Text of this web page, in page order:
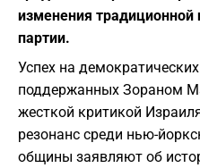
изменения
партии.
Успех на
поддержанных Зораном
жесткой критикой
резонанс среди нью-
общины заявляют об